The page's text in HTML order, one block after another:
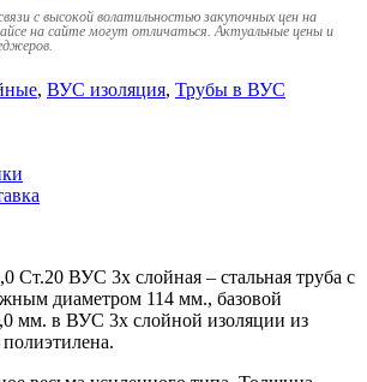
с высокой волатильностью закупочных цен на
на сайте могут отличаться. Актуальные цены и
, ВУС изоляция, Трубы в ВУС
Ст.20 ВУС 3х слойная – стальная труба с
диаметром 114 мм., базовой
мм. в ВУС 3х слойной изоляции из